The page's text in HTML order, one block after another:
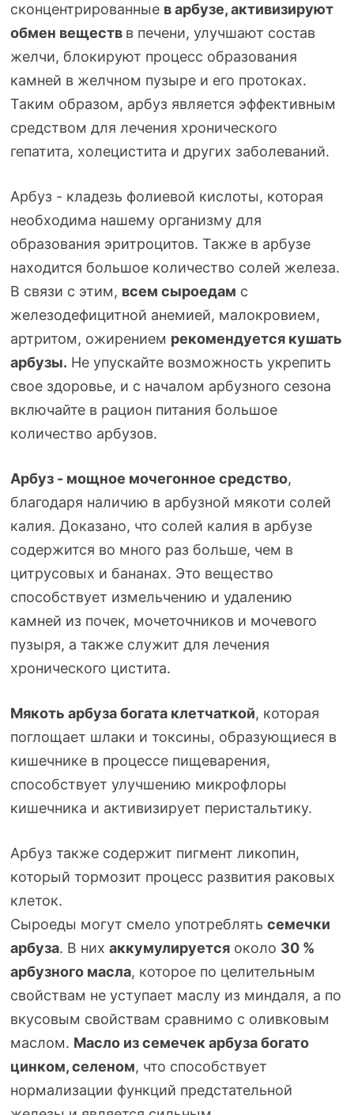
сконцентрированные в арбузе, активизируют
обмен веществ в печени, улучшают состав
желчи, блокируют процесс образования
камней в желчном пузыре и его протоках.
Таким образом, арбуз является эффективным
средством для лечения хронического
гепатита, холецистита и других заболеваний.
Арбуз - кладезь фолиевой кислоты, которая
необходима нашему организму для
образования эритроцитов. Также в арбузе
находится большое количество солей железа.
В связи с этим, всем сыроедам с
железодефицитной анемией, малокровием,
артритом, ожирением рекомендуется кушать
арбузы. Не упускайте возможность укрепить
свое здоровье, и с началом арбузного сезона
включайте в рацион питания большое
количество арбузов.
Арбуз - мощное мочегонное средство,
благодаря наличию в арбузной мякоти солей
калия. Доказано, что солей калия в арбузе
содержится во много раз больше, чем в
цитрусовых и бананах. Это вещество
способствует измельчению и удалению
камней из почек, мочеточников и мочевого
пузыря, а также служит для лечения
хронического цистита.
Мякоть арбуза богата клетчаткой, которая
поглощает шлаки и токсины, образующиеся в
кишечнике в процессе пищеварения,
способствует улучшению микрофлоры
кишечника и активизирует перистальтику.
Арбуз также содержит пигмент ликопин,
который тормозит процесс развития раковых
клеток.
Сыроеды могут смело употреблять семечки
арбуза. В них аккумулируетсяоколо 30 %
арбузного масла, которое по целительным
свойствам не уступает маслу из миндаля, а по
вкусовым свойствам сравнимо с оливковым
маслом. Масло из семечек арбуза богато
цинком, селеном, что способствует
нормализации функций предстательной